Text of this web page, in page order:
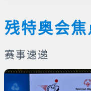
残特奥会焦
赛事速递